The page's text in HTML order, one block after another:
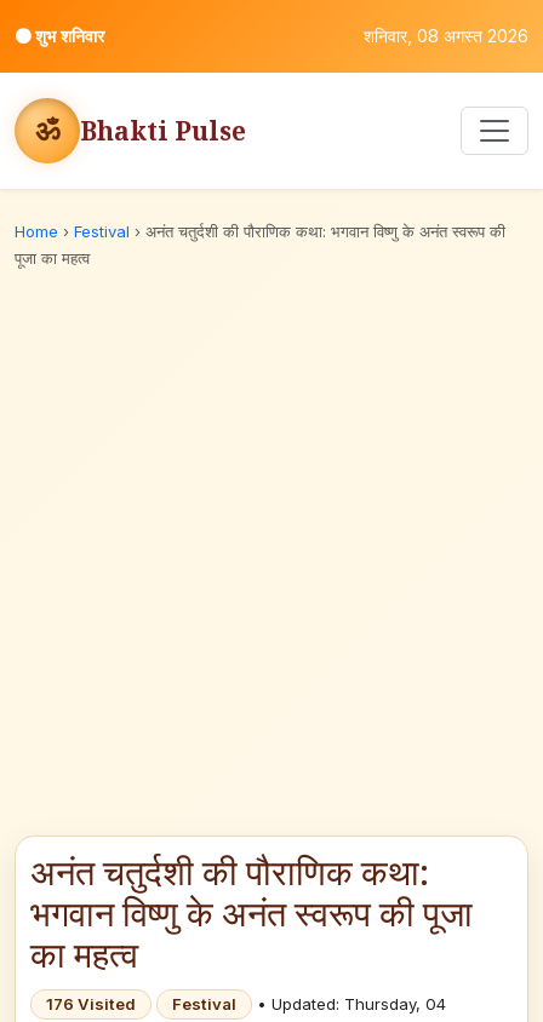
⚫शुभ शनिवार शनिवार, 08 अगस्त 2026
ॐ Bhakti Pulse
Home › Festival › अनंत चतुर्दशी की पौराणिक कथा: भगवान विष्णु के अनंत स्वरूप की
पूजा का महत्व
अनंत चतुर्दशी की पौराणिक कथा:
भगवान विष्णु के अनंत स्वरूप की पूजा
का महत्व
176 Visited Festival
• Updated: Thursday, 04